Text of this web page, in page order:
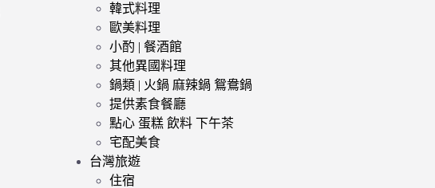
韓式料理
歐美料理
小酌 | 餐酒館
其他異國料理
鍋類 | 火鍋 麻辣鍋 鴛鴦鍋
提供素食餐廳
點心 蛋糕 飲料 下午茶
宅配美食
台灣旅遊
住宿